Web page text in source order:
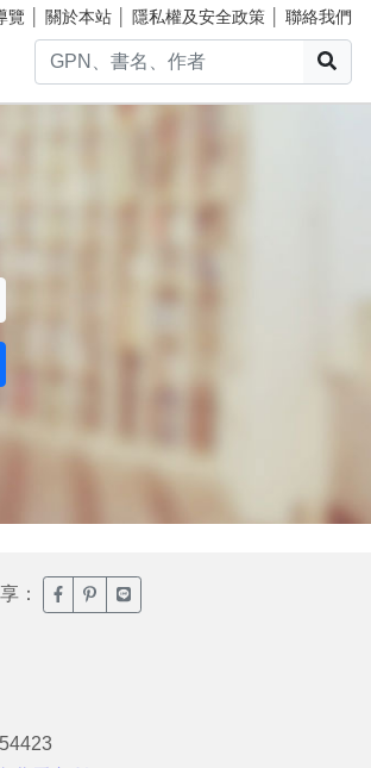
覽 關於本站 隱私權及安全政策 聯絡我們
： 臉書分享(另開新視窗)
噗浪分享(另開新視窗)
Line分享(另開新視窗)